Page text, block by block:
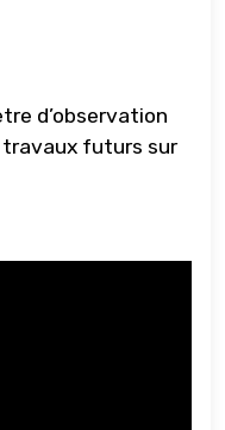
d’observation
travaux futurs sur